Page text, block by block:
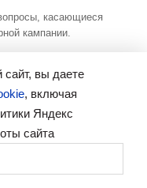
касающиеся
кампании.
вы даете
, включая
Яндекс
сайта